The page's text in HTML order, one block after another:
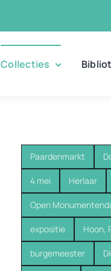
Collecties
Paardenmarkt
4 mei Herlaar
Open
expositie Hoon,
burgemeester